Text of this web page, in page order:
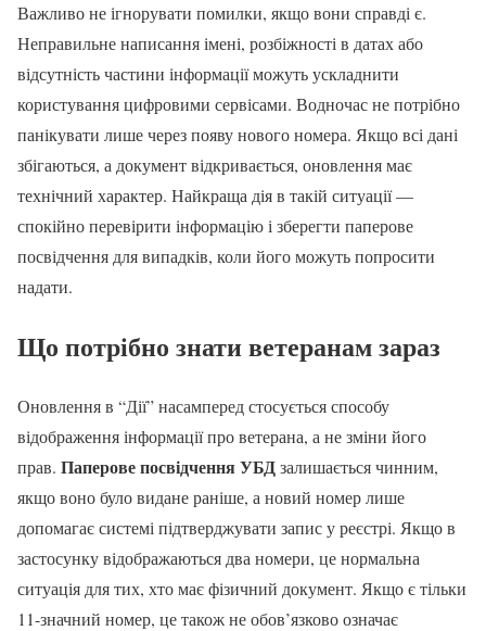
Важливо не ігнорувати помилки, якщо вони справді є.
Неправильне написання імені, розбіжності в датах або
відсутність частини інформації можуть ускладнити
користування цифровими сервісами. Водночас не потрібно
панікувати лише через появу нового номера. Якщо всі дані
збігаються, а документ відкривається, оновлення має
технічний характер. Найкраща дія в такій ситуації —
спокійно перевірити інформацію і зберегти паперове
посвідчення для випадків, коли його можуть попросити
надати.
Що потрібно знати ветеранам зараз
Оновлення в “Дії” насамперед стосується способу
відображення інформації про ветерана, а не зміни його
прав. Паперове посвідчення УБДзалишається чинним,
якщо воно було видане раніше, а новий номер лише
допомагає системі підтверджувати запис у реєстрі. Якщо в
застосунку відображаються два номери, це нормальна
ситуація для тих, хто має фізичний документ. Якщо є тільки
11-значний номер, це також не обов’язково означає